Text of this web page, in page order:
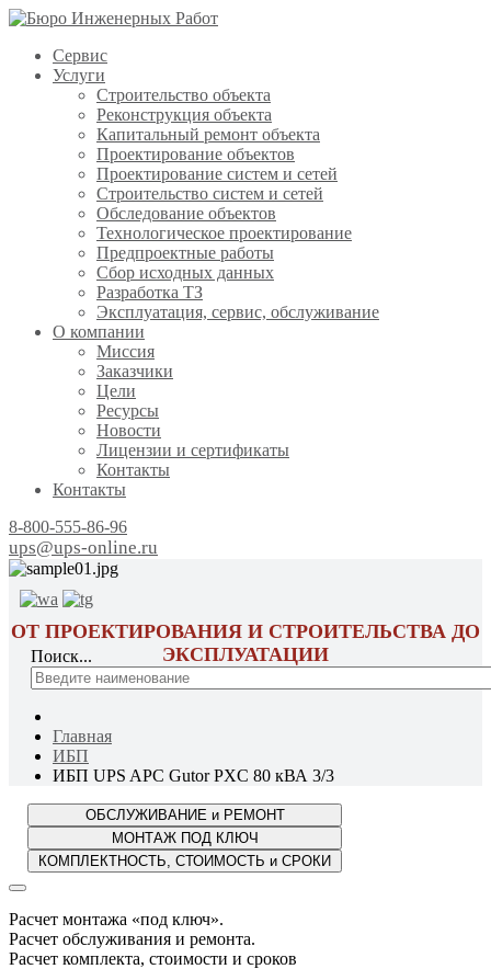
Сервис
Услуги
Строительство объекта
Реконструкция объекта
Капитальный ремонт объекта
Проектирование объектов
Проектирование систем и сетей
Строительство систем и сетей
Обследование объектов
Технологическое проектирование
Предпроектные работы
Сбор исходных данных
Разработка ТЗ
Эксплуатация, сервис, обслуживание
О компании
Миссия
Заказчики
Цели
Ресурсы
Новости
Лицензии и сертификаты
Контакты
Контакты
8-800-555-86-96
ups@ups-online.ru
ОТ ПРОЕКТИРОВАНИЯ И СТРОИТЕЛЬСТВА ДО
ЭКСПЛУАТАЦИИ
Поиск...
Главная
ИБП
ИБП UPS APC Gutor PXC 80 кВА 3/3
Расчет монтажа «под ключ».
Расчет обслуживания и ремонта.
Расчет комплекта, стоимости и сроков